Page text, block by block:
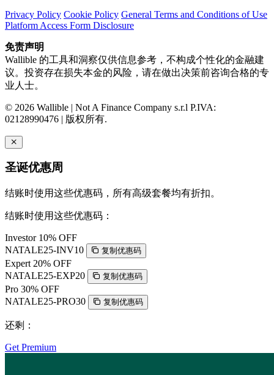
Privacy Policy Cookie Policy General Terms and Conditions of Use
Platform Access Form Disclosure
免责声明
Wallible 的工具和洞察仅供信息参考，不构成个性化的金融建
议。投资存在损失本金的风险，请在做出决策前咨询合格的专
业人士。
© 2026 Wallible | Not A Finance Company s.r.l P.IVA:
02128990476 | 版权所有.
圣诞优惠周
结账时使用这些优惠码，所有高级套餐均有折扣。
结账时使用这些优惠码：
Investor 10% OFF
NATALE25-INV10
复制优惠码
Expert 20% OFF
NATALE25-EXP20
复制优惠码
Pro 30% OFF
NATALE25-PRO30
复制优惠码
还剩：
Get Premium